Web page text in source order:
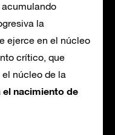
acumulando
la
ejerce en el núcleo
crítico, que
núcleo de la
nacimiento de